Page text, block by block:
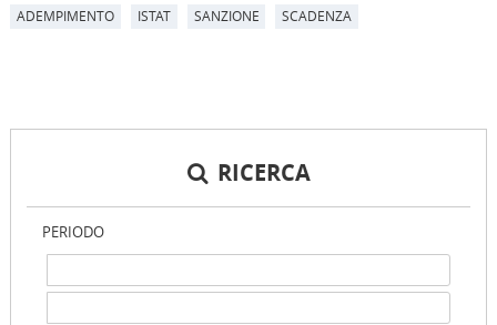
ADEMPIMENTO ISTAT SANZIONE SCADENZA
RICERCA
PERIODO